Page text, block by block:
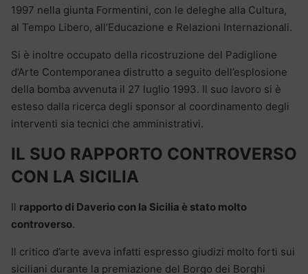
1997 nella giunta Formentini, con le deleghe alla Cultura,
al Tempo Libero, all’Educazione e Relazioni Internazionali.
Si è inoltre occupato della ricostruzione del Padiglione
d’Arte Contemporanea distrutto a seguito dell’esplosione
della bomba avvenuta il 27 luglio 1993. Il suo lavoro si è
esteso dalla ricerca degli sponsor al coordinamento degli
interventi sia tecnici che amministrativi.
IL SUO RAPPORTO CONTROVERSO
CON LA SICILIA
Il rapporto di Daverio con la Sicilia è stato molto
controverso.
Il critico d’arte aveva infatti espresso giudizi molto forti sui
siciliani durante la premiazione del Borgo dei Borghi